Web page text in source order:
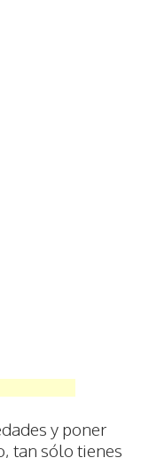
y poner
tan sólo tienes